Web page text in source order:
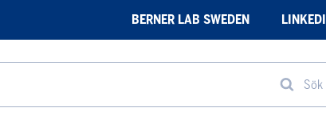
BERNER LAB SWEDEN
Sök